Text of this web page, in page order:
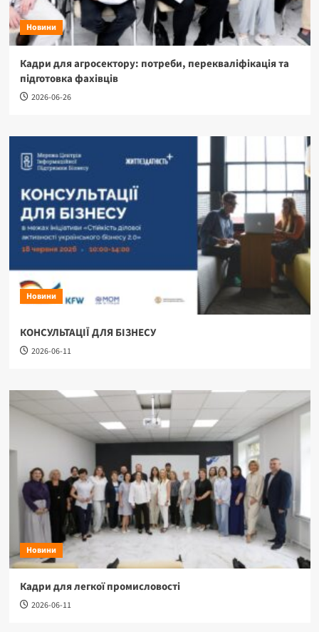
Новини
Кадри для агросектору: потреби, перекваліфікація та
підготовка фахівців
2026-06-26
Новини
КОНСУЛЬТАЦІЇ ДЛЯ БІЗНЕСУ
2026-06-11
Новини
Кадри для легкої промисловості
2026-06-11